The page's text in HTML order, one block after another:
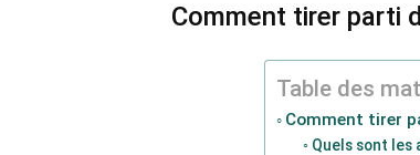
Comment tirer parti
Table des
Comment tirer
Quels sont